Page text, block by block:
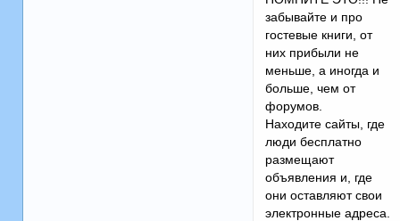
забывайте и про
гостевые книги, от
них прибыли не
меньше, а иногда и
больше, чем от
форумов.
Находите сайты, где
люди бесплатно
размещают
объявления и, где
они оставляют свои
электронные адреса.